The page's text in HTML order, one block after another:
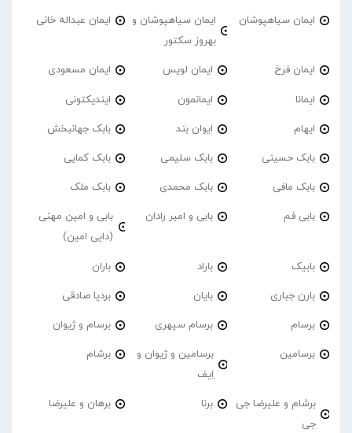
ایمان سیاهپوشان
ایمان سیاهپوشان و
بهروز سکتور
ایمان عبداله خانی
ایمان فرخ ایمان لویس ایمان مسعودی
ایمانا ایمانمون ایندیکتونی
ایهام ایوان بند بابک جهانبخش
بابک حسینی بابک سلیمی بابک کمایی
بابک مافی بابک محمدی بابک ملک
بابی فم بابی و امیر رادان
بابی و امین مهنی
(دایی امین)
بابیک باراد باران
بارن جباری بایان بردیا صادقی
برسام برسام سپهری برسام و ژیوان
برسامین
برسامین و ژیوان و
اِیف
برشام
برشام و علیرضا جی
جی
برنا برهان و علیرضا